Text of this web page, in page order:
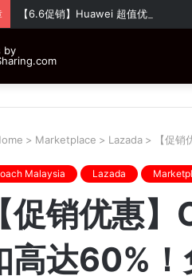
【6.6促销】Huawei 超值优惠！全
> Marketplace > Lazada > 【促
Malaysia Lazada
【促销优惠
高达60%